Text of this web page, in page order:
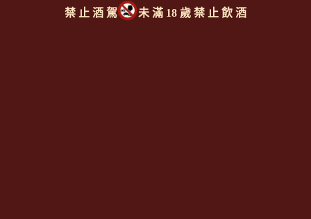
禁 止 酒 駕 未 滿 18 歲 禁 止 飲 酒